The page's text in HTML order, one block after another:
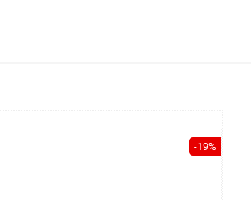
-19%